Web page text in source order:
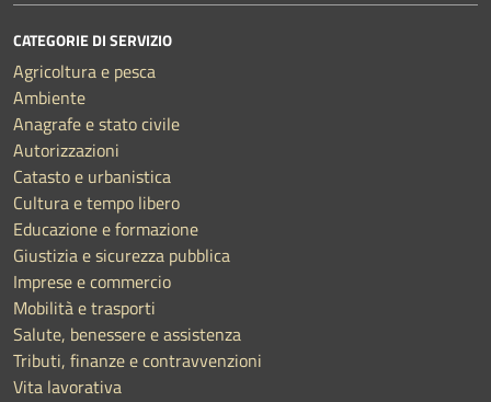
CATEGORIE DI SERVIZIO
Agricoltura e pesca
Ambiente
Anagrafe e stato civile
Autorizzazioni
Catasto e urbanistica
Cultura e tempo libero
Educazione e formazione
Giustizia e sicurezza pubblica
Imprese e commercio
Mobilità e trasporti
Salute, benessere e assistenza
Tributi, finanze e contravvenzioni
Vita lavorativa